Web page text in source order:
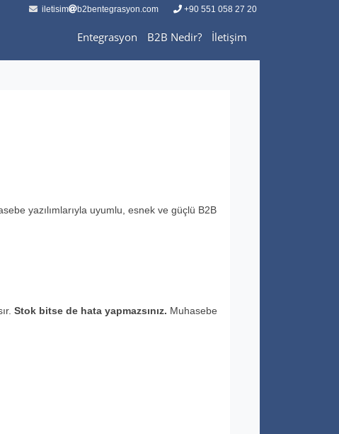
iletisim b2bentegrasyon.com +90 551 058 27 20
Entegrasyon B2B Nedir? İletişim
yazılımlarıyla uyumlu, esnek ve güçlü B2B
Stok bitse de hata yapmazsınız. Muhasebe